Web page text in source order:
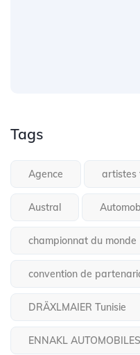
Tags
Agence artistes
Austral
championnat du monde
convention de
DRÄXLMAIER Tunisie
ENNAKL AUTOMOBILES